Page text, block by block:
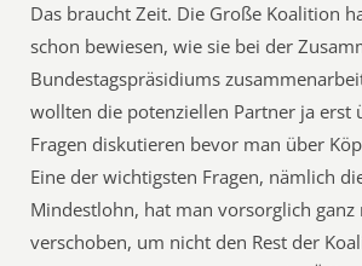
Das braucht Zeit. Die Große Koalition
schon bewiesen, wie sie bei der
Bundestagspräsidiums
wollten die potenziellen Partner ja erst
Fragen diskutieren bevor man über
Eine der wichtigsten Fragen, nämlich
Mindestlohn, hat man vorsorglich ganz
verschoben, um nicht den Rest der